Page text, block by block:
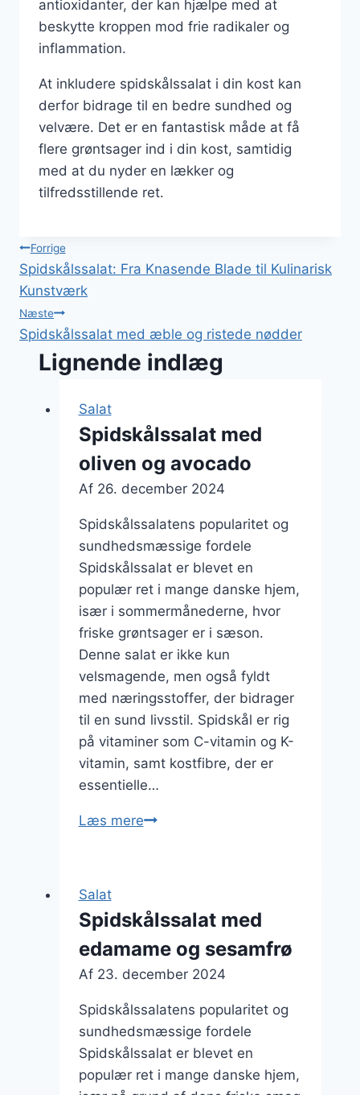
antioxidanter, der kan hjælpe med at
beskytte kroppen mod frie radikaler og
inflammation.
At inkludere spidskålssalat i din kost kan
derfor bidrage til en bedre sundhed og
velvære. Det er en fantastisk måde at få
flere grøntsager ind i din kost, samtidig
med at du nyder en lækker og
tilfredsstillende ret.
Indlægsnavigation
Forrige
Spidskålssalat: Fra Knasende Blade til Kulinarisk
Kunstværk
Næste
Spidskålssalat med æble og ristede nødder
Lignende indlæg
Salat
Spidskålssalat med
oliven og avocado
Af 26. december 2024
Spidskålssalatens popularitet og
sundhedsmæssige fordele
Spidskålssalat er blevet en
populær ret i mange danske hjem,
især i sommermånederne, hvor
friske grøntsager er i sæson.
Denne salat er ikke kun
velsmagende, men også fyldt
med næringsstoffer, der bidrager
til en sund livsstil. Spidskål er rig
på vitaminer som C-vitamin og K-
vitamin, samt kostfibre, der er
essentielle…
Læs mereSpidskålssalat
Salat
Spidskålssalat med
edamame og sesamfrø
Af 23. december 2024
Spidskålssalatens popularitet og
sundhedsmæssige fordele
Spidskålssalat er blevet en
populær ret i mange danske hjem,